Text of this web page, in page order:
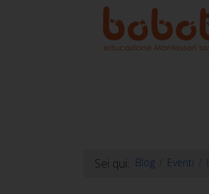
Sei qui: Blog Eventi